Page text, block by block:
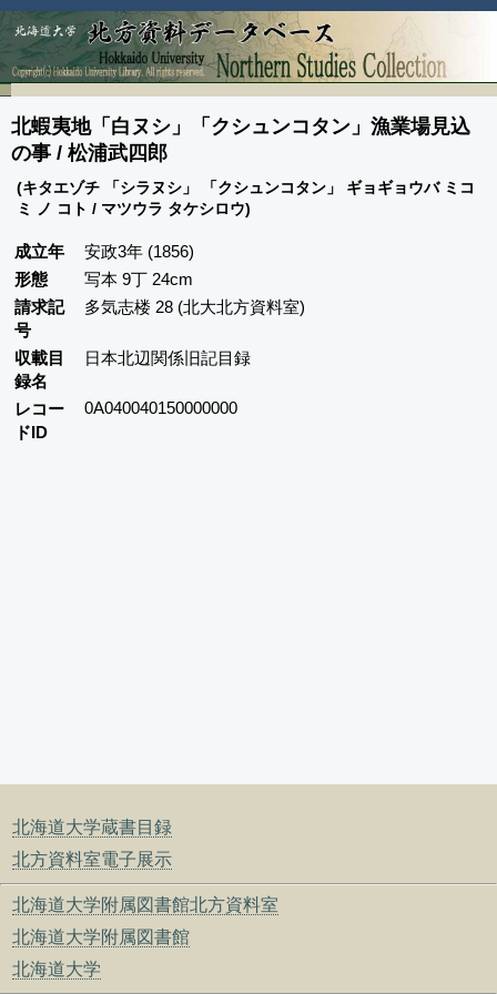
北海道大学蔵書目録
北方資料室電子展示
北海道大学附属図書館北方資料室
北海道大学附属図書館
北海道大学
北蝦夷地「白ヌシ」「クシュンコタン」漁業場見込
の事 / 松浦武四郎
(キタエゾチ 「シラヌシ」 「クシュンコタン」 ギョギョウバ ミコ
ミ ノ コト / マツウラ タケシロウ)
成立年
安政3年 (1856)
形態
写本 9丁 24cm
請求記
号
多気志楼 28 (北大北方資料室)
収載目
録名
日本北辺関係旧記目録
レコー
ドID
0A040040150000000